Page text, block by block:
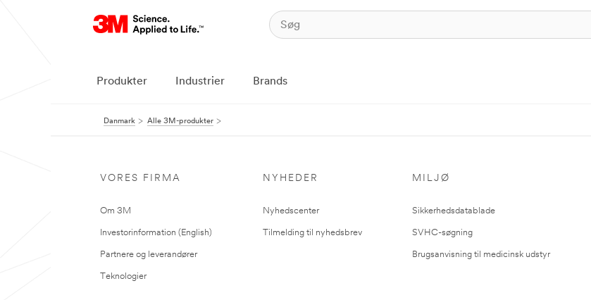
Produkter Industrier Brands
Danmark Alle 3M-produkter
VORES FIRMA
Om 3M
Investorinformation (English)
Partnere og leverandører
Teknologier
NYHEDER
Nyhedscenter
Tilmelding til nyhedsbrev
MILJØ
Sikkerhedsdatablade
SVHC-søgning
Brugsanvisning til medicinsk udstyr